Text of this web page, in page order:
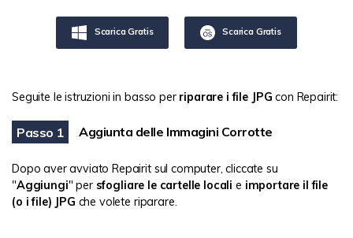
Scarica Gratis Scarica Gratis
Seguite le istruzioni in basso per riparare i file JPG con Repairit:
Passo 1 Aggiunta delle Immagini Corrotte
Dopo aver avviato Repairit sul computer, cliccate su
"Aggiungi" per sfogliare le cartelle locali e importare il file
(o i file) JPG che volete riparare.